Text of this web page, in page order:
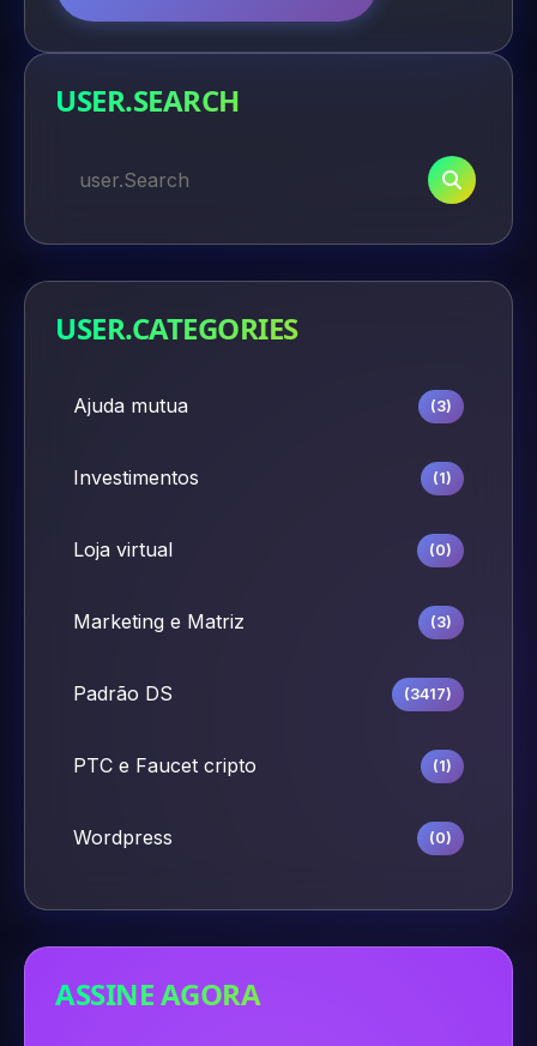
USER.SEARCH
USER.CATEGORIES
Ajuda mutua (3)
Investimentos (1)
Loja virtual (0)
Marketing e Matriz (3)
Padrão DS (3417)
PTC e Faucet cripto (1)
Wordpress (0)
ASSINE AGORA